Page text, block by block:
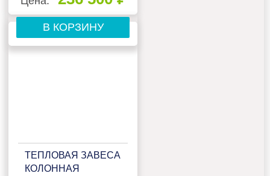
В КОРЗИНУ
ТЕПЛОВАЯ ЗАВЕСА
КОЛОННАЯ